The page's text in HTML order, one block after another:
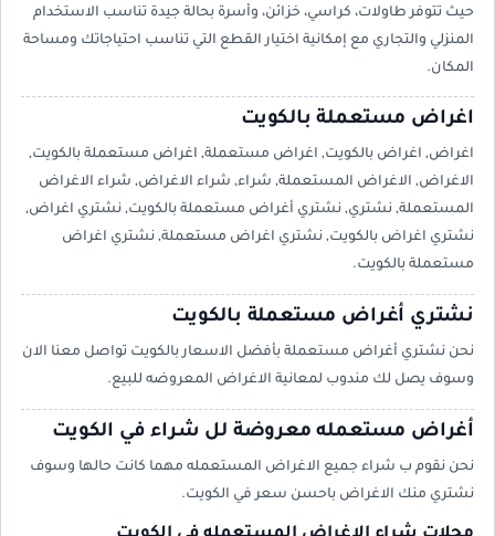
حيث تتوفر طاولات، كراسي، خزائن، وأسرة بحالة جيدة تناسب الاستخدام
المنزلي والتجاري مع إمكانية اختيار القطع التي تناسب احتياجاتك ومساحة
المكان.
اغراض مستعملة بالكويت
اغراض, اغراض بالكويت, اغراض مستعملة, اغراض مستعملة بالكويت,
الاغراض, الاغراض المستعملة, شراء, شراء الاغراض, شراء الاغراض
المستعملة, نشتري, نشتري أغراض مستعملة بالكويت, نشتري اغراض,
نشتري اغراض بالكويت, نشتري اغراض مستعملة, نشتري اغراض
مستعملة بالكويت.
نشتري أغراض مستعملة بالكويت
نحن نشتري أغراض مستعملة بأفضل الاسعار بالكويت تواصل معنا الان
وسوف يصل لك مندوب لمعانية الاغراض المعروضه للبيع.
أغراض مستعمله معروضة لل شراء في الكويت
نحن نقوم ب شراء جميع الاغراض المستعمله مهما كانت حالها وسوف
نشتري منك الاغراض باحسن سعر في الكويت.